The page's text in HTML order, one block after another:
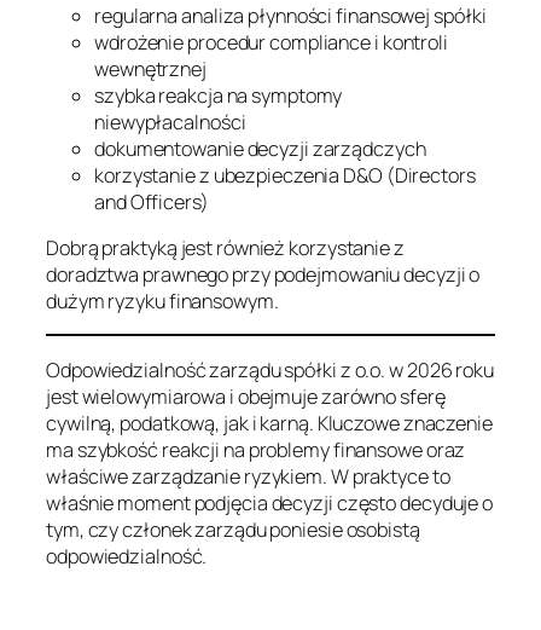
regularna analiza płynności finansowej spółki
wdrożenie procedur compliance i kontroli
wewnętrznej
szybka reakcja na symptomy
niewypłacalności
dokumentowanie decyzji zarządczych
korzystanie z ubezpieczenia D&O (Directors
and Officers)
Dobrą praktyką jest również korzystanie z
doradztwa prawnego przy podejmowaniu decyzji o
dużym ryzyku finansowym.
Odpowiedzialność zarządu spółki z o.o. w 2026 roku
jest wielowymiarowa i obejmuje zarówno sferę
cywilną, podatkową, jak i karną. Kluczowe znaczenie
ma szybkość reakcji na problemy finansowe oraz
właściwe zarządzanie ryzykiem. W praktyce to
właśnie moment podjęcia decyzji często decyduje o
tym, czy członek zarządu poniesie osobistą
odpowiedzialność.